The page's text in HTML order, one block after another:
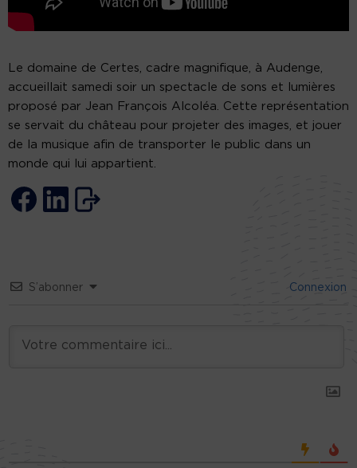
Le domaine de Certes, cadre magnifique, à Audenge,
accueillait samedi soir un spectacle de sons et lumières
proposé par Jean François Alcoléa. Cette représentation
se servait du château pour projeter des images, et jouer
de la musique afin de transporter le public dans un
monde qui lui appartient.
S’abonner Connexion